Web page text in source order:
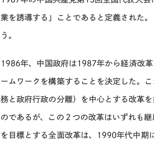
業を誘導する」ことであると定義された
う。
1986年、中国政府は1987年から経済改
ームワークを構築することを決定した。
務と政府行政の分離）を中心とする改革
のであるが、この２つの改革はいずれも
を目標とする全面改革は、1990年代中期